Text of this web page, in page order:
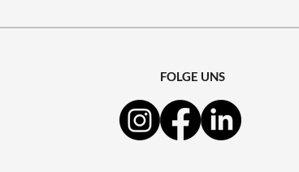
FOLGE UNS